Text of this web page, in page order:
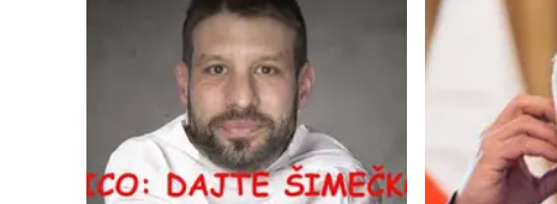
Politika
sankcií
EÚ
je
„samovražedná
loď“
píše
InfoBrics
sa
Vašej
Prečo
by